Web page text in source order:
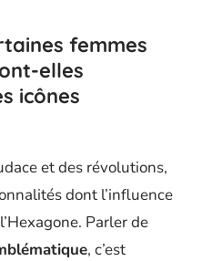
femmes
elles
icônes
et des révolutions,
dont l’influence
Parler de
, c’est